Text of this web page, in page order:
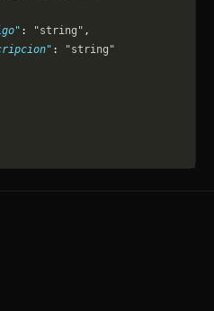
: "string" ,
:
"string"